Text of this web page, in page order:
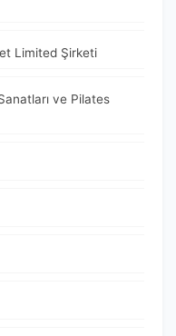
Limited Şirketi
ve Pilates